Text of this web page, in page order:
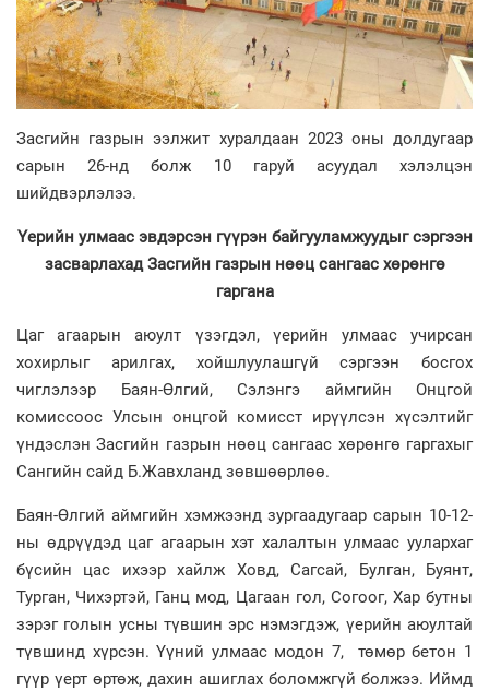
Засгийн газрын ээлжит хуралдаан 2023 оны долдугаар
сарын 26-нд болж 10 гаруй асуудал хэлэлцэн
шийдвэрлэлээ.
Үерийн улмаас эвдэрсэн гүүрэн байгууламжуудыг сэргээн
засварлахад Засгийн газрын нөөц сангаас хөрөнгө
гаргана
Цаг агаарын аюулт үзэгдэл, үерийн улмаас учирсан
хохирлыг арилгах, хойшлуулашгүй сэргээн босгох
чиглэлээр Баян-Өлгий, Сэлэнгэ аймгийн Онцгой
комиссоос Улсын онцгой комисст ирүүлсэн хүсэлтийг
үндэслэн Засгийн газрын нөөц сангаас хөрөнгө гаргахыг
Сангийн сайд Б.Жавхланд зөвшөөрлөө.
Баян-Өлгий аймгийн хэмжээнд зургаадугаар сарын 10-12-
ны өдрүүдэд цаг агаарын хэт халалтын улмаас уулархаг
бүсийн цас ихээр хайлж Ховд, Сагсай, Булган, Буянт,
Турган, Чихэртэй, Ганц мод, Цагаан гол, Согоог, Хар бутны
зэрэг голын усны түвшин эрс нэмэгдэж, үерийн аюултай
түвшинд хүрсэн. Үүний улмаас модон 7, төмөр бетон 1
гүүр үерт өртөж, дахин ашиглах боломжгүй болжээ. Иймд